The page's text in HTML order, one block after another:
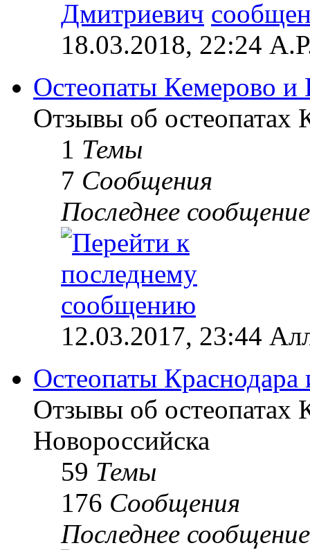
Дмитриевич
18.03.2018, 22:24
Остеопаты Кемерово и
Отзывы об остеопатах
1 Темы
7 Сообщения
Последнее сообщение
12.03.2017, 23:44
Остеопаты Краснодара
Отзывы об остеопатах
Новороссийска
59 Темы
176 Сообщения
Последнее сообщение